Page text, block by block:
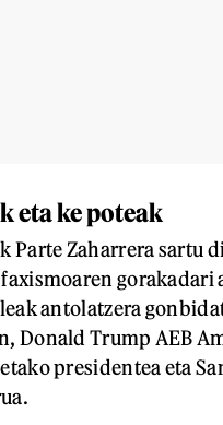
eta ke poteak
Parte Zaharrera sartu
gorakadari
antolatzera
Donald Trump AEB
presidentea eta